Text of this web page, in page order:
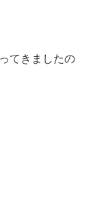
てきましたの